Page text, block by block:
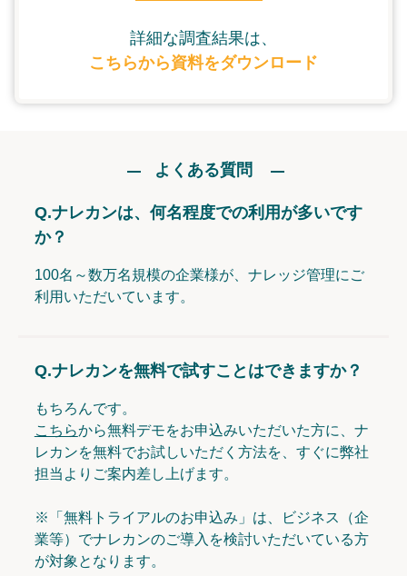
詳細な調査結果は、
こちらから資料をダウンロード
よくある質問
Q.ナレカンは、何名程度での利用が多いです
か？
100名～数万名規模の企業様が、ナレッジ管理にご
利用いただいています。
Q.ナレカンを無料で試すことはできますか？
もちろんです。
こちらから無料デモをお申込みいただいた方に、ナ
レカンを無料でお試しいただく方法を、すぐに弊社
担当よりご案内差し上げます。
※「無料トライアルのお申込み」は、ビジネス（企
業等）でナレカンのご導入を検討いただいている方
が対象となります。